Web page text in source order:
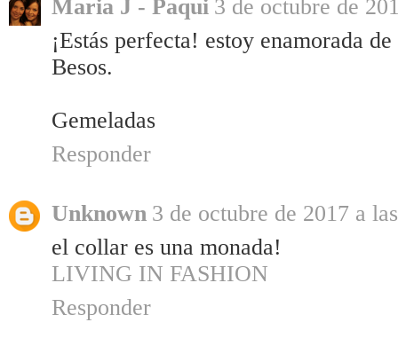
Maria J - Paqui 3 de octubre de
¡Estás perfecta! estoy enamorada
Besos.
Gemeladas
Responder
Unknown 3 de octubre de 2017 a
el collar es una monada!
LIVING IN FASHION
Responder